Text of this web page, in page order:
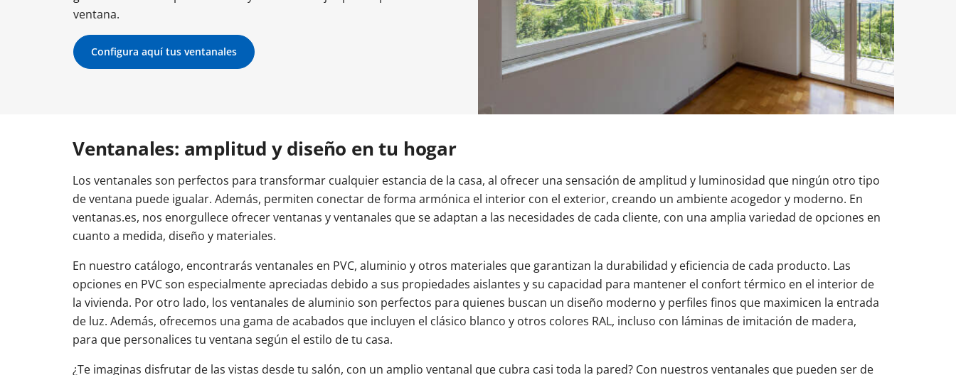
Tipos de ventanas Tamaños de las ventanas Ventanas Cortizo Ventanas Veka
Subvenciones para cambiar ventanas
Otros enlaces
Tamaños balconeras Coste balconeras
Instrucciones y vídeos
Descubre nuestras balconeras de aluminio
Otros enlaces
Tamaños puertas entrada Colores puertas de entrada Tiradores
Instrucciones y vídeos
Descubre nuestras puertas de entrada de aluminio
ventana.
Configura aquí tus ventanales
Ventanales: amplitud y diseño en tu hogar
Los ventanales son perfectos para transformar cualquier estancia de la casa, al ofrecer una sensación de amplitud y luminosidad que ningún otro tipo
de ventana puede igualar. Además, permiten conectar de forma armónica el interior con el exterior, creando un ambiente acogedor y moderno. En
ventanas.es, nos enorgullece ofrecer ventanas y ventanales que se adaptan a las necesidades de cada cliente, con una amplia variedad de opciones en
cuanto a medida, diseño y materiales.
En nuestro catálogo, encontrarás ventanales en PVC, aluminio y otros materiales que garantizan la durabilidad y eficiencia de cada producto. Las
opciones en PVC son especialmente apreciadas debido a sus propiedades aislantes y su capacidad para mantener el confort térmico en el interior de
la vivienda. Por otro lado, los ventanales de aluminio son perfectos para quienes buscan un diseño moderno y perfiles finos que maximicen la entrada
de luz. Además, ofrecemos una gama de acabados que incluyen el clásico blanco y otros colores RAL, incluso con láminas de imitación de madera,
para que personalices tu ventana según el estilo de tu casa.
¿Te imaginas disfrutar de las vistas desde tu salón, con un amplio ventanal que cubra casi toda la pared? Con nuestros ventanales que pueden ser de